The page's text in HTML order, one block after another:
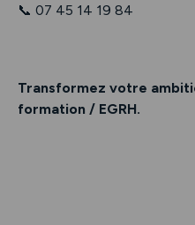
📞 07 45 14 19 84
Transformez votre
formation / EGRH.